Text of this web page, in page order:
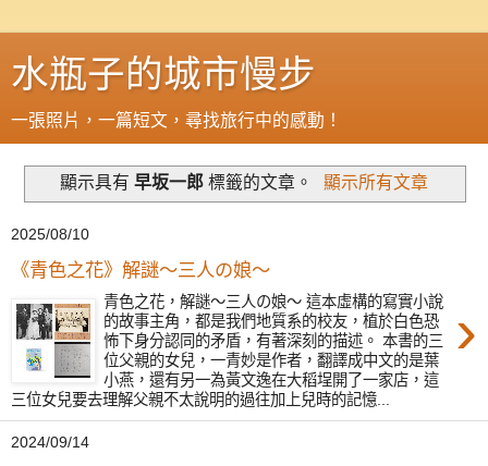
水瓶子的城市慢步
一張照片，一篇短文，尋找旅行中的感動！
顯示具有 早坂一郎標籤的文章。 顯示所有文章
2025/08/10
《青色之花》解謎〜三人の娘〜
›
青色之花，解謎〜三人の娘〜 這本虛構的寫實小說
的故事主角，都是我們地質系的校友，植於白色恐
怖下身分認同的矛盾，有著深刻的描述。 本書的三
位父親的女兒，一青妙是作者，翻譯成中文的是葉
小燕，還有另一為黃文逸在大稻埕開了一家店，這
三位女兒要去理解父親不太說明的過往加上兒時的記憶...
2024/09/14